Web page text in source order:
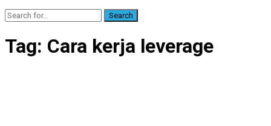
Search
Tag: Cara kerja leverage